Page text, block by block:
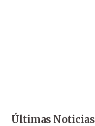
Últimas Noticias